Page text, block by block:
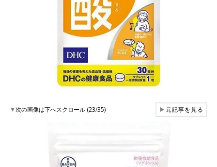
▼次の画像は下へスクロール (23/35) ▶元記事を見る